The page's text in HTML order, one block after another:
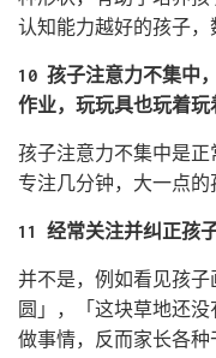
认知能力越好的孩子，
10 孩子注意力不集中
作业，玩玩具也玩着
孩子注意力不集中是
专注几分钟，大一点
11 经常关注并纠正孩
并不是，例如看见孩
圆」，「这块草地还
做事情，反而家长各种